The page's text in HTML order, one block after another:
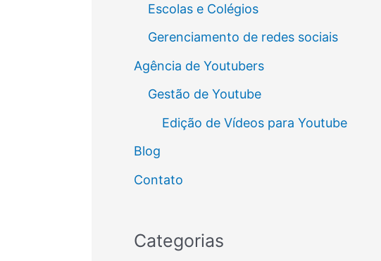
Escolas e Colégios
Gerenciamento de redes sociais
Agência de Youtubers
Gestão de Youtube
Edição de Vídeos para Youtube
Blog
Contato
Categorias